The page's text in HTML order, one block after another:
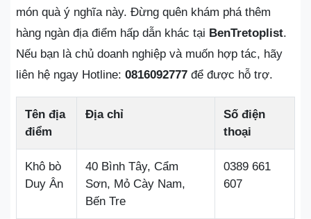
món quà ý nghĩa này. Đừng quên khám phá thêm
hàng ngàn địa điểm hấp dẫn khác tại BenTretoplist.
Nếu bạn là chủ doanh nghiệp và muốn hợp tác, hãy
liên hệ ngay Hotline: 0816092777 để được hỗ trợ.
Tên địa
điểm
Địa chỉ
Số điện
thoại
Khô bò
Duy Ân
40 Bình Tây, Cẩm
Sơn, Mỏ Cày Nam,
Bến Tre
0389 661
607